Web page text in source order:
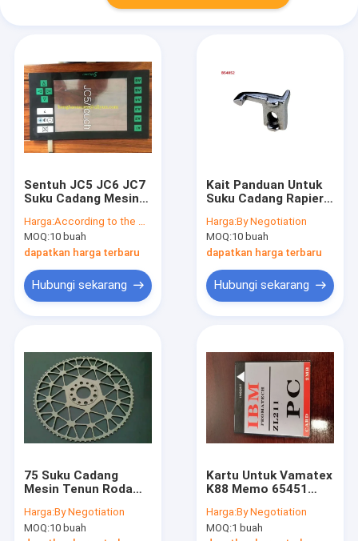
Sentuh JC5 JC6 JC7
Suku Cadang Mesin
Penggantian Staubli
Harga:According to the US dollar exchange rate
MOQ:10 buah
dapatkan harga terbaru
Hubungi sekarang
Kait Panduan Untuk
Suku Cadang Rapier
Harga:By Negotiation
MOQ:10 buah
dapatkan harga terbaru
Hubungi sekarang
75 Suku Cadang
Mesin Tenun Roda
B88251 B52788
Harga:By Negotiation
MOQ:10 buah
Kartu Untuk Vamatex
K88 Memo 65451
Machine Parts
Weaving Loom Parts
Harga:By Negotiation
MOQ:1 buah